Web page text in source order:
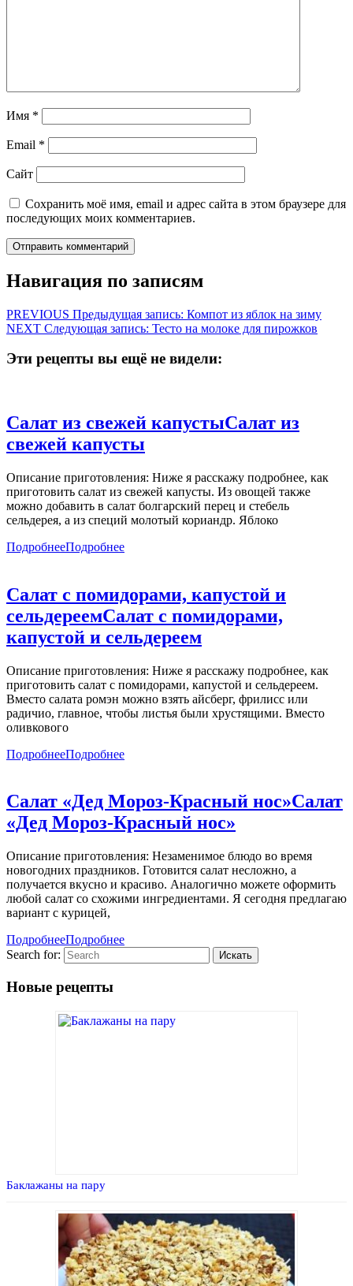
Имя *
Email *
Сайт
Сохранить моё имя, email и адрес сайта в этом браузере для
последующих моих комментариев.
Навигация по записям
PREVIOUS Предыдущая запись: Компот из яблок на зиму
NEXT Следующая запись: Тесто на молоке для пирожков
Эти рецепты вы ещё не видели:
Салат из свежей капустыСалат из
свежей капусты
Описание приготовления: Ниже я расскажу подробнее, как
приготовить салат из свежей капусты. Из овощей также
можно добавить в салат болгарский перец и стебель
сельдерея, а из специй молотый кориандр. Яблоко
ПодробнееПодробнее
Салат с помидорами, капустой и
сельдереемСалат с помидорами,
капустой и сельдереем
Описание приготовления: Ниже я расскажу подробнее, как
приготовить салат с помидорами, капустой и сельдереем.
Вместо салата ромэн можно взять айсберг, фрилисс или
радичио, главное, чтобы листья были хрустящими. Вместо
оливкового
ПодробнееПодробнее
Салат «Дед Мороз-Красный нос»Салат
«Дед Мороз-Красный нос»
Описание приготовления: Незаменимое блюдо во время
новогодних праздников. Готовится салат несложно, а
получается вкусно и красиво. Аналогично можете оформить
любой салат со схожими ингредиентами. Я сегодня предлагаю
вариант с курицей,
ПодробнееПодробнее
Search for:
Новые рецепты
Баклажаны на пару